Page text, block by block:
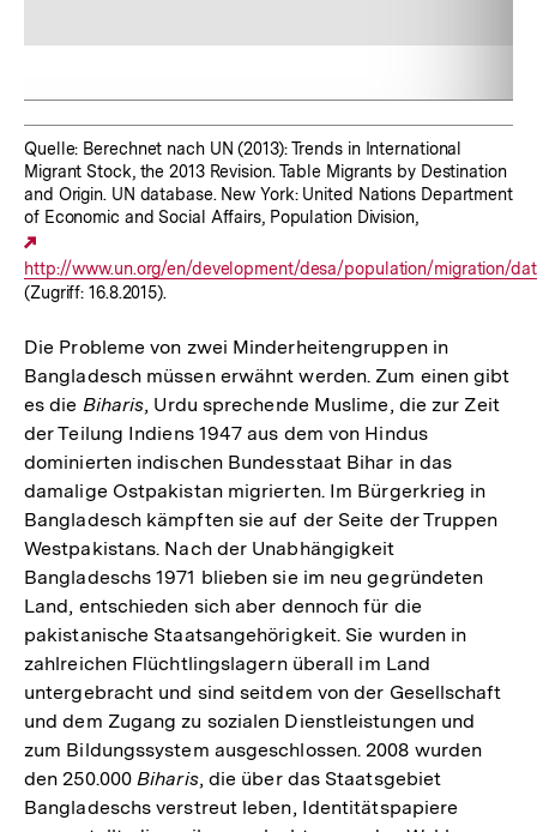
Quelle: Berechnet nach UN (2013): Trends in International
Migrant Stock, the 2013 Revision. Table Migrants by Destination
and Origin. UN database. New York: United Nations Department
of Economic and Social Affairs, Population Division,
Link:
http://www.un.org/en/development/desa/population/migration/
(Zugriff: 16.8.2015).
Die Probleme von zwei Minderheitengruppen in
Bangladesch müssen erwähnt werden. Zum einen gibt
es die Biharis, Urdu sprechende Muslime, die zur Zeit
der Teilung Indiens 1947 aus dem von Hindus
dominierten indischen Bundesstaat Bihar in das
damalige Ostpakistan migrierten. Im Bürgerkrieg in
Bangladesch kämpften sie auf der Seite der Truppen
Westpakistans. Nach der Unabhängigkeit
Bangladeschs 1971 blieben sie im neu gegründeten
Land, entschieden sich aber dennoch für die
pakistanische Staatsangehörigkeit. Sie wurden in
zahlreichen Flüchtlingslagern überall im Land
untergebracht und sind seitdem von der Gesellschaft
und dem Zugang zu sozialen Dienstleistungen und
zum Bildungssystem ausgeschlossen. 2008 wurden
den 250.000Biharis, die über das Staatsgebiet
Bangladeschs verstreut leben, Identitätspapiere